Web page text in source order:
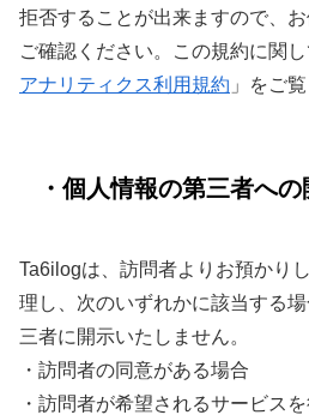
拒否することが出来ますので、
ご確認ください。この規約に関し
アナリティクス利用規約 」をご
・個人情報の第三者へ
Ta6ilogは、訪問者よりお預かり
理し、次のいずれかに該当する
三者に開示いたしません。
・訪問者の同意がある場合
・訪問者が希望されるサービス